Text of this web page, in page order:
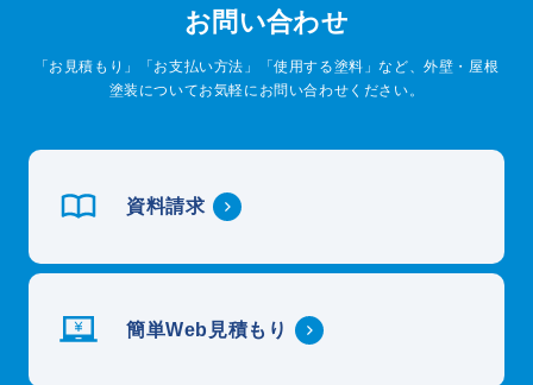
お問い合わせ
「お見積もり」「お支払い方法」「使用する塗料」など、外壁・屋根
塗装についてお気軽にお問い合わせください。
資料請求
簡単Web見積もり